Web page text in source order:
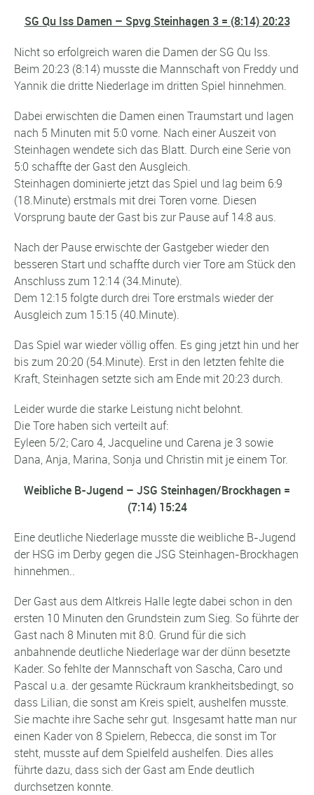
SG Qu Iss Damen – Spvg Steinhagen 3 = (8:14) 20:23
Nicht so erfolgreich waren die Damen der SG Qu Iss.
Beim 20:23 (8:14) musste die Mannschaft von Freddy und
Yannik die dritte Niederlage im dritten Spiel hinnehmen.
Dabei erwischten die Damen einen Traumstart und lagen
nach 5 Minuten mit 5:0 vorne. Nach einer Auszeit von
Steinhagen wendete sich das Blatt. Durch eine Serie von
5:0 schaffte der Gast den Ausgleich.
Steinhagen dominierte jetzt das Spiel und lag beim 6:9
(18.Minute) erstmals mit drei Toren vorne. Diesen
Vorsprung baute der Gast bis zur Pause auf 14:8 aus.
Nach der Pause erwischte der Gastgeber wieder den
besseren Start und schaffte durch vier Tore am Stück den
Anschluss zum 12:14 (34.Minute).
Dem 12:15 folgte durch drei Tore erstmals wieder der
Ausgleich zum 15:15 (40.Minute).
Das Spiel war wieder völlig offen. Es ging jetzt hin und her
bis zum 20:20 (54.Minute). Erst in den letzten fehlte die
Kraft, Steinhagen setzte sich am Ende mit 20:23 durch.
Leider wurde die starke Leistung nicht belohnt.
Die Tore haben sich verteilt auf:
Eyleen 5/2; Caro 4, Jacqueline und Carena je 3 sowie
Dana, Anja, Marina, Sonja und Christin mit je einem Tor.
Weibliche B-Jugend – JSG Steinhagen/Brockhagen =
(7:14) 15:24
Eine deutliche Niederlage musste die weibliche B-Jugend
der HSG im Derby gegen die JSG Steinhagen-Brockhagen
hinnehmen..
Der Gast aus dem Altkreis Halle legte dabei schon in den
ersten 10 Minuten den Grundstein zum Sieg. So führte der
Gast nach 8 Minuten mit 8:0. Grund für die sich
anbahnende deutliche Niederlage war der dünn besetzte
Kader. So fehlte der Mannschaft von Sascha, Caro und
Pascal u.a. der gesamte Rückraum krankheitsbedingt, so
dass Lilian, die sonst am Kreis spielt, aushelfen musste.
Sie machte ihre Sache sehr gut. Insgesamt hatte man nur
einen Kader von 8 Spielern, Rebecca, die sonst im Tor
steht, musste auf dem Spielfeld aushelfen. Dies alles
führte dazu, dass sich der Gast am Ende deutlich
durchsetzen konnte.